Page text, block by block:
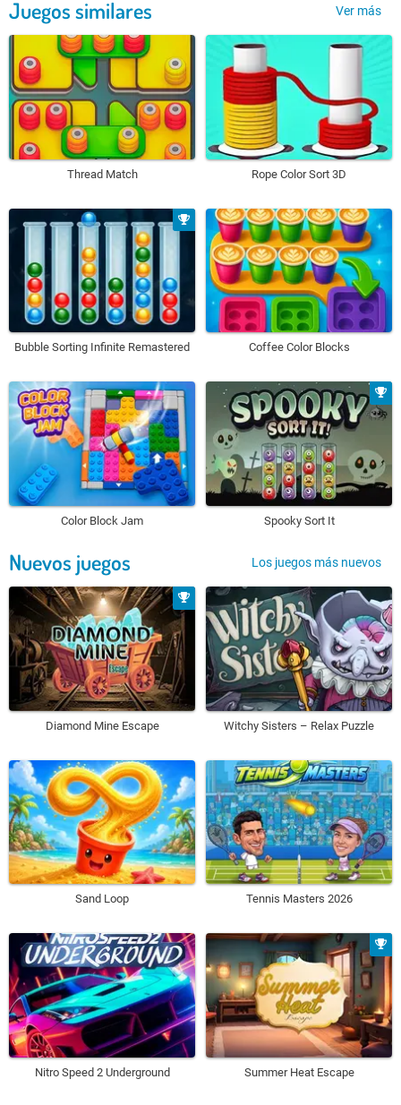
Juegos similares Ver más
Thread Match Rope Color Sort 3D
Bubble Sorting Infinite Remastered Coffee Color Blocks
Color Block Jam Spooky Sort It
Nuevos juegos Los juegos más nuevos
Diamond Mine Escape Witchy Sisters – Relax Puzzle
Sand Loop Tennis Masters 2026
Nitro Speed 2 Underground Summer Heat Escape